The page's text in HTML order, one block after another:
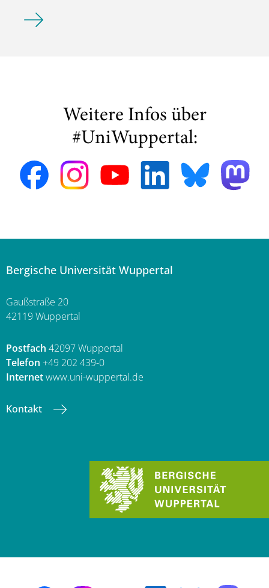
Demokratische Institutionen und Soziale Arbeit -
Weitere Infos über
#UniWuppertal:
Bergische Universität Wuppertal
Gaußstraße 20
42119 Wuppertal
Postfach 42097 Wuppertal
Telefon +49 202 439-0
Internetwww.uni-wuppertal.de
Kontakt